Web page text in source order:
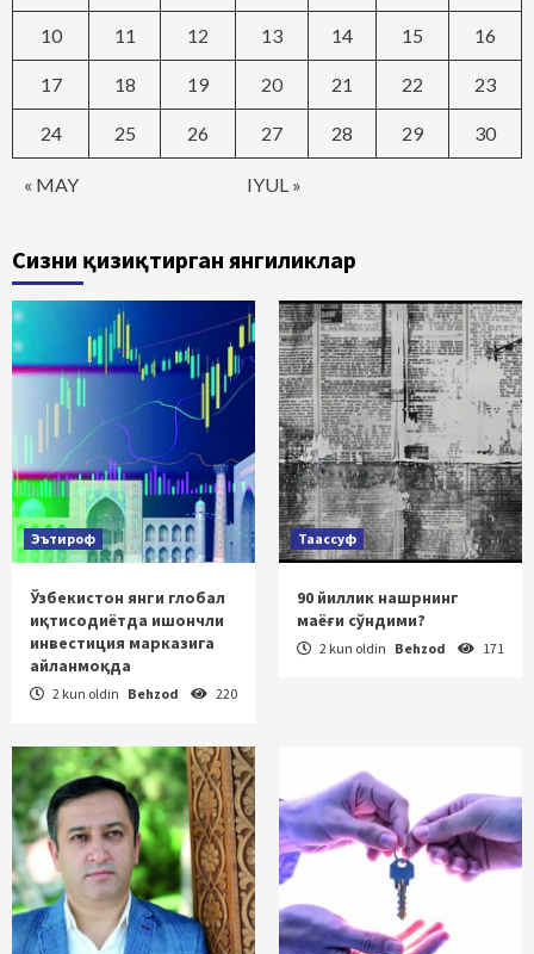
« MAY IYUL »
10 11 12 13 14 15 16
17 18 19 20 21 22 23
24 25 26 27 28 29 30
Сизни қизиқтирган янгиликлар
Эътироф
Ўзбекистон янги глобал
иқтисодиётда ишончли
инвестиция марказига
айланмоқда
2 kun oldin Behzod 220
Таассуф
90 йиллик нашрнинг
маёғи сўндими?
2 kun oldin Behzod 171